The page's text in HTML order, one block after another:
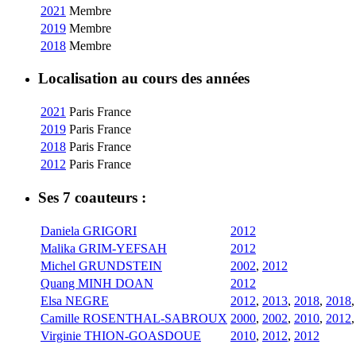
2021 Membre
2019 Membre
2018 Membre
Localisation au cours des années
2021 Paris France
2019 Paris France
2018 Paris France
2012 Paris France
Ses 7 coauteurs :
Daniela GRIGORI
2012
Malika GRIM-YEFSAH
2012
Michel GRUNDSTEIN
2002, 2012
Quang MINH DOAN
2012
Elsa NEGRE
2012, 2013, 2018, 2018,
Camille ROSENTHAL-SABROUX 2000, 2002, 2010, 2012,
Virginie THION-GOASDOUE
2010, 2012, 2012